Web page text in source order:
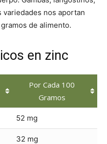
nos aportan
de alimento.
en zinc
Por Cada 100
Gramos
52 mg
32 mg